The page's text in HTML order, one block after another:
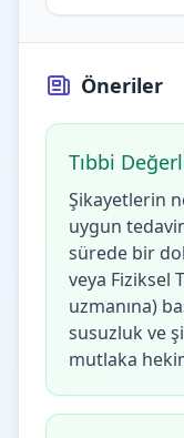
Öneriler
Tıbbi
Şikayetlerin
uygun
sürede bir
veya Fiziksel
uzmanına)
susuzluk ve
mutlaka